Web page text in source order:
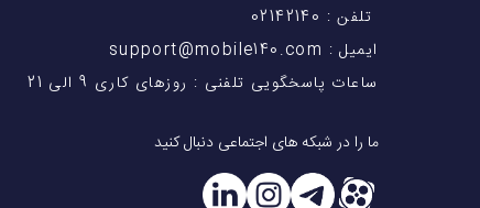
تلفن : 02142140
ایمیل : support@mobile140.com
ساعات پاسخگویی تلفنی : روزهای کاری 9 الی 21
ما را در شبکه های اجتماعی دنبال کنید